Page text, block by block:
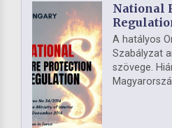
National
A hatályos
Szabályzat
szövege.